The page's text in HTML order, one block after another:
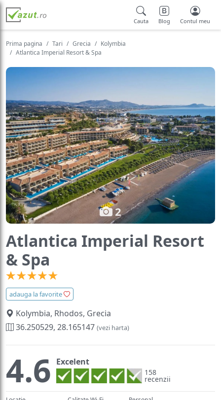
Cauta Blog Contul meu
Prima pagina Tari Grecia
Kolymbia
Atlantica Imperial Resort & Spa
2
Atlantica Imperial Resort
& Spa
adauga la favorite
Kolymbia, Rhodos, Grecia
36.250529, 28.165147 (vezi harta)
4.6 Excelent
158
recenzii